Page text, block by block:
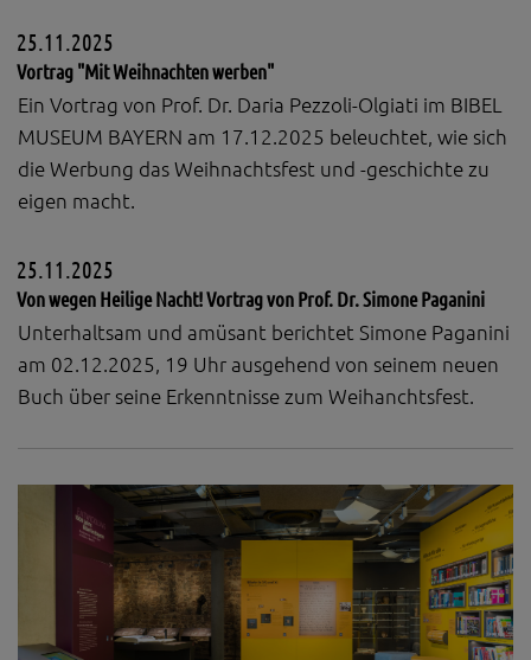
25.11.2025
Vortrag "Mit Weihnachten werben"
Ein Vortrag von Prof. Dr. Daria Pezzoli-Olgiati im BIBEL
MUSEUM BAYERN am 17.12.2025 beleuchtet, wie sich
die Werbung das Weihnachtsfest und -geschichte zu
eigen macht.
25.11.2025
Von wegen Heilige Nacht! Vortrag von Prof. Dr. Simone Paganini
Unterhaltsam und amüsant berichtet Simone Paganini
am 02.12.2025, 19 Uhr ausgehend von seinem neuen
Buch über seine Erkenntnisse zum Weihanchtsfest.
Zurück